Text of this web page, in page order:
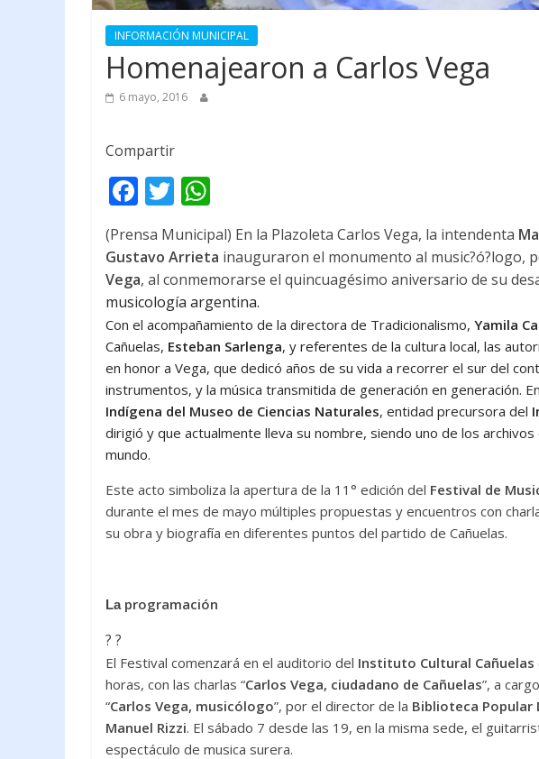
INFORMACIÓN MUNICIPAL
Homenajearon a Carlos Vega
6 mayo, 2016
Compartir
F
ac
e
b
o
o
k
T
w
itt
er
h
at
s
A
p
p
(Prensa Municipal) En la Plazoleta Carlos Vega, la intendenta
Gustavo Arrieta inauguraron el monumento al music?ó?logo,
Vega, al conmemorarse el quincuagésimo aniversario de su
musicología argentina.
Con el acompañamiento de la directora de Tradicionalismo, Yamila
Cañuelas, Esteban Sarlenga, y referentes de la cultura local, las
en honor a Vega, que dedicó años de su vida a recorrer el sur del
instrumentos, y la música transmitida de generación en generación. E
Indígena del Museo de Ciencias Naturales, entidad precursora del
dirigió y que actualmente lleva su nombre, siendo uno de los
mundo.
Este acto simboliza la apertura de la 11° edición del Festival de
durante el mes de mayo múltiples propuestas y encuentros con
su obra y biografía en diferentes puntos del partido de Cañuelas.
La programación
? ?
El Festival comenzará en el auditorio del Instituto Cultural Cañuelas
horas, con las charlas “Carlos Vega, ciudadano de Cañuelas”, a
“Carlos Vega, musicólogo”, por el director de la Biblioteca Popular
Manuel Rizzi. El sábado 7 desde las 19, en la misma sede, el
espectáculo de musica surera.